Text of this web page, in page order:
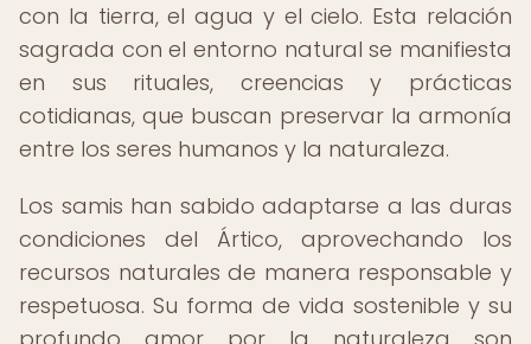
con la tierra, el agua y el cielo. Esta relación
sagrada con el entorno natural se manifiesta
en sus rituales, creencias y prácticas
cotidianas, que buscan preservar la armonía
entre los seres humanos y la naturaleza.
Los samis han sabido adaptarse a las duras
condiciones del Ártico, aprovechando los
recursos naturales de manera responsable y
respetuosa. Su forma de vida sostenible y su